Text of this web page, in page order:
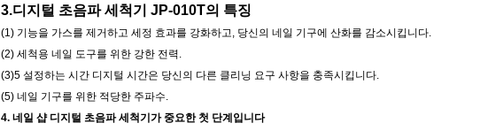
3.디지털 초음파 세척기 JP-010T의 특징
(1) 기능을 가스를 제거하고 세정 효과를 강화하고, 당신의 네일 기구에 산화를 감소시킵니다.
(2) 세척용 네일 도구를 위한 강한 전력.
(3)5 설정하는 시간 디지털 시간은 당신의 다른 클리닝 요구 사항을 충족시킵니다.
(5) 네일 기구를 위한 적당한 주파수.
4. 네일 샵 디지털 초음파 세척기가 중요한 첫 단계입니다